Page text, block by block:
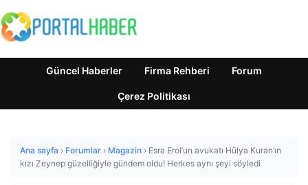
Güncel Haberler Firma Rehberi Forum
Çerez Politikası
Ana sayfa › Forumlar › Magazin › Esra Erol’un avukatı Hülya Kuran’ın
kızı Zeynep güzelliğiyle gündem oldu! Herkes aynı şeyi söyledi